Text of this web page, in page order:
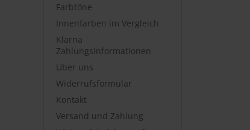
Farbtöne
Innenfarben im Vergleich
Klarna
Zahlungsinformationen
Über uns
Widerrufsformular
Kontakt
Versand und Zahlung